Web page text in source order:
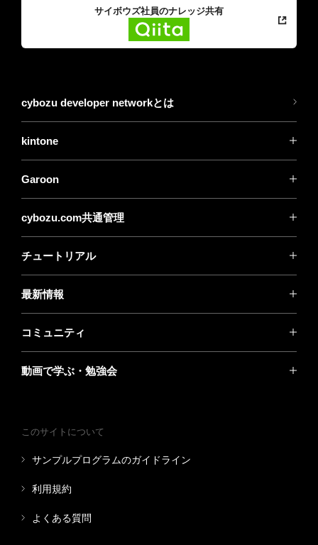
サイボウズ社員のナレッジ共有
cybozu developer networkとは
kintone
Garoon
cybozu.com共通管理
チュートリアル
最新情報
コミュニティ
動画で学ぶ・勉強会
このサイトについて
サンプルプログラムのガイドライン
利用規約
よくある質問